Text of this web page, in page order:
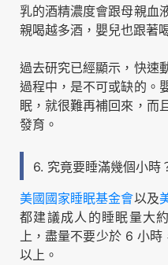
乳的酒精濃度會跟母親血
親喝越多酒，嬰兒也跟著
過去研究已經顯示，快速
過程中，是不可或缺的。
眠，就很難再補回來，而
發育。
6. 究竟要睡滿幾個小時
美國國家睡眠基金會以及
都建議成人的睡眠量大
上，盡量不要少於 6 小
以上。